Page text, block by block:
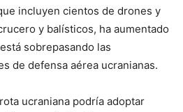
incluyen cientos de drones y
y balísticos, ha aumentado
sobrepasando las
de defensa aérea ucranianas.
ucraniana podría adoptar